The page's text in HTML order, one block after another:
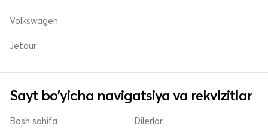
Volkswagen
Jetour
Sayt bo'yicha navigatsiya va rekvizitlar
Bosh sahifa Dilerlar